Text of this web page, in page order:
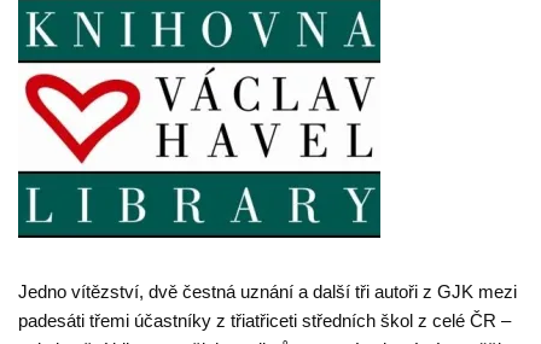
Jedno vítězství, dvě čestná uznání a další tři autoři z GJK mezi
padesáti třemi účastníky z třiatřiceti středních škol z celé ČR –